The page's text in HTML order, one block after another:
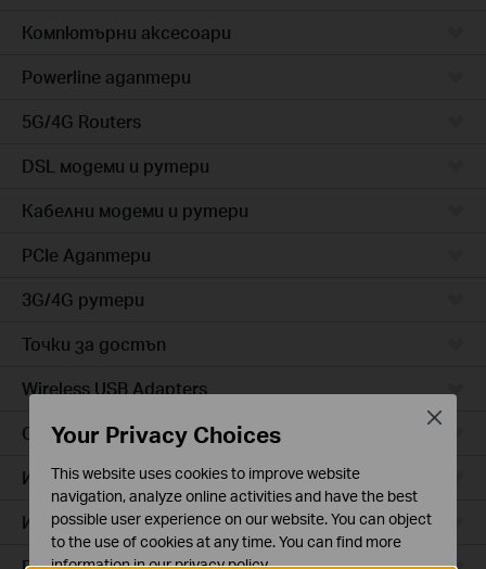
Компютърни аксесоари
Powerline адаптери
5G/4G Routers
DSL модеми и рутери
Кабелни модеми и рутери
PCIe Адаптери
3G/4G рутери
Точки за достъп
Wireless USB Adapters
Cloud камери
Интелигентни контакти
Интелигентно осветление
Your Privacy Choices
This website uses cookies to improve website
navigation, analyze online activities and have the best
possible user experience on our website. You can object
to the use of cookies at any time. You can find more
information in ourprivacy policy.
Close